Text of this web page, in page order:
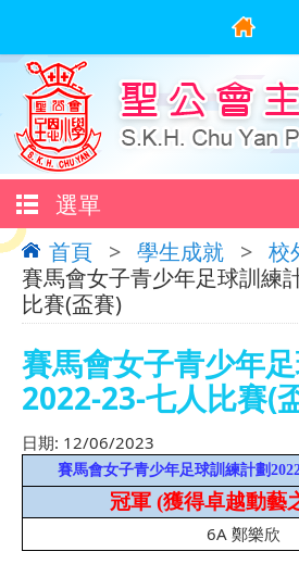
選單
首頁 > 學生成就 > 校
賽馬會女子青少年足球訓練
比賽(盃賽)
賽馬會女子青少年
2022-23-七人比賽(
日期: 12/06/2023
賽馬會女子青少年足球訓練計劃
冠軍 (獲得卓越動藝
6A 鄭樂欣